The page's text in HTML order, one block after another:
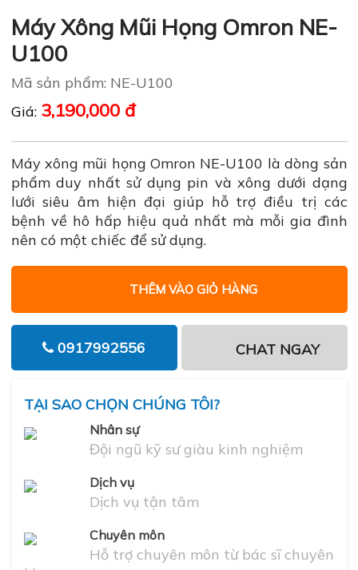
Máy Xông Mũi Họng Omron NE-
U100
Mã sản phẩm: NE-U100
Giá: 3,190,000 đ
Máy xông mũi họng Omron NE-U100 là dòng sản
phẩm duy nhất sử dụng pin và xông dưới dạng
lưới siêu âm hiện đại giúp hỗ trợ điều trị các
bệnh về hô hấp hiệu quả nhất mà mỗi gia đình
nên có một chiếc để sử dụng.
THÊM VÀO GIỎ HÀNG
0917992556 CHAT NGAY
TẠI SAO CHỌN CHÚNG TÔI?
Nhân sự
Đội ngũ kỹ sư giàu kinh nghiệm
Dịch vụ
Dịch vụ tận tâm
Chuyên môn
Hỗ trợ chuyên môn từ bác sĩ chuyên